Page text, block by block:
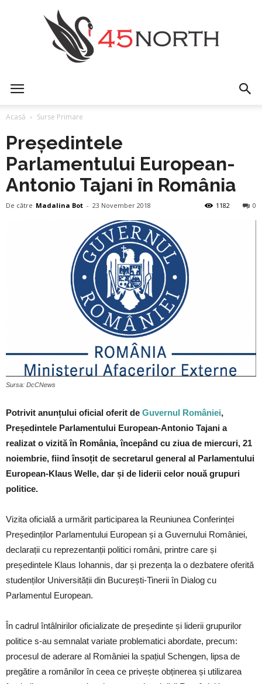
Acasă Surse Primare
Președintele
Parlamentului European-
Antonio Tajani în România
De către Madalina Bot - 23 November 2018 0
1182
Sursa: DcCNews
Potrivit anunțului oficial oferit de Guvernul României,
Președintele Parlamentului European-Antonio Tajani a
realizat o vizită în România, începând cu ziua de miercuri, 21
noiembrie, fiind însoțit de secretarul general al Parlamentului
European-Klaus Welle, dar și de liderii celor nouă grupuri
politice.
Vizita oficială a urmărit participarea la Reuniunea Conferinței
Președinților Parlamentului European și a Guvernului României,
declarații cu reprezentanții politici români, printre care și
președintele Klaus Iohannis, dar și prezența la o dezbatere oferită
studenților Universității din București-Tinerii în Dialog cu
Parlamentul European.
În cadrul întâlnirilor oficializate de președinte și liderii grupurilor
politice s-au semnalat variate problematici abordate, precum:
procesul de aderare al României la spațiul Schengen, lipsa de
pregătire a românilor în ceea ce privește obținerea și utilizarea